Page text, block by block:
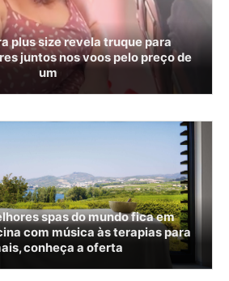
plus size revela truque para
juntos nos voos pelo preço de
um
spas do mundo fica em
com música às terapias para
conheça a oferta